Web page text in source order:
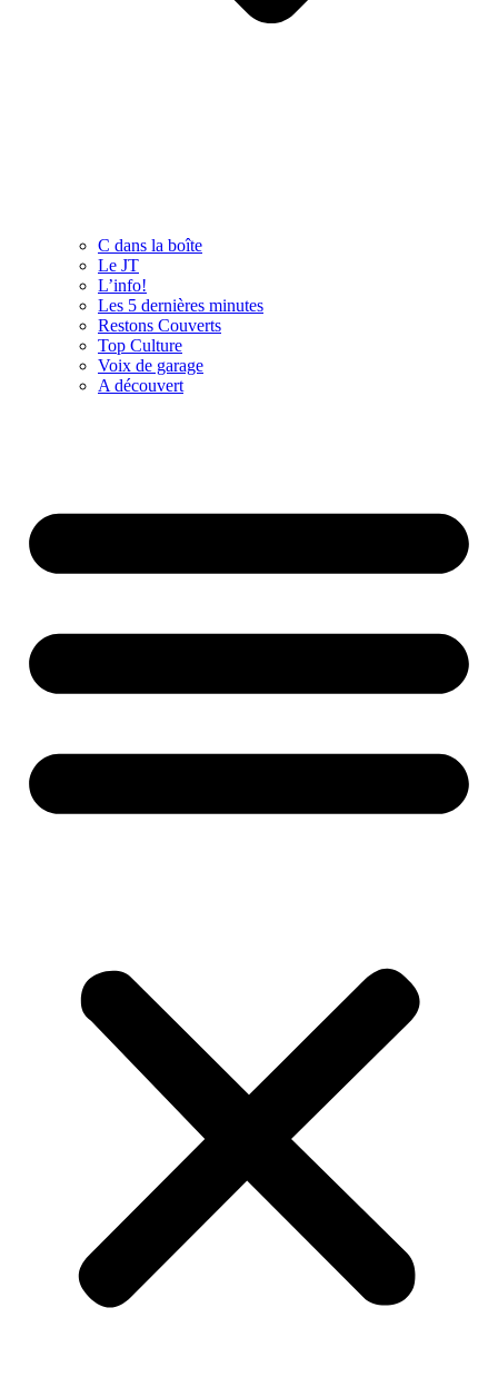
C dans la boîte
Le JT
L’info!
Les 5 dernières minutes
Restons Couverts
Top Culture
Voix de garage
A découvert